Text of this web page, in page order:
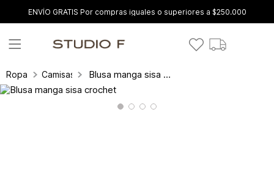
ENVÍO GRATIS Por compras iguales o superiores a $250.000
Ropa Camisas y blusas Blusa manga sisa crochet